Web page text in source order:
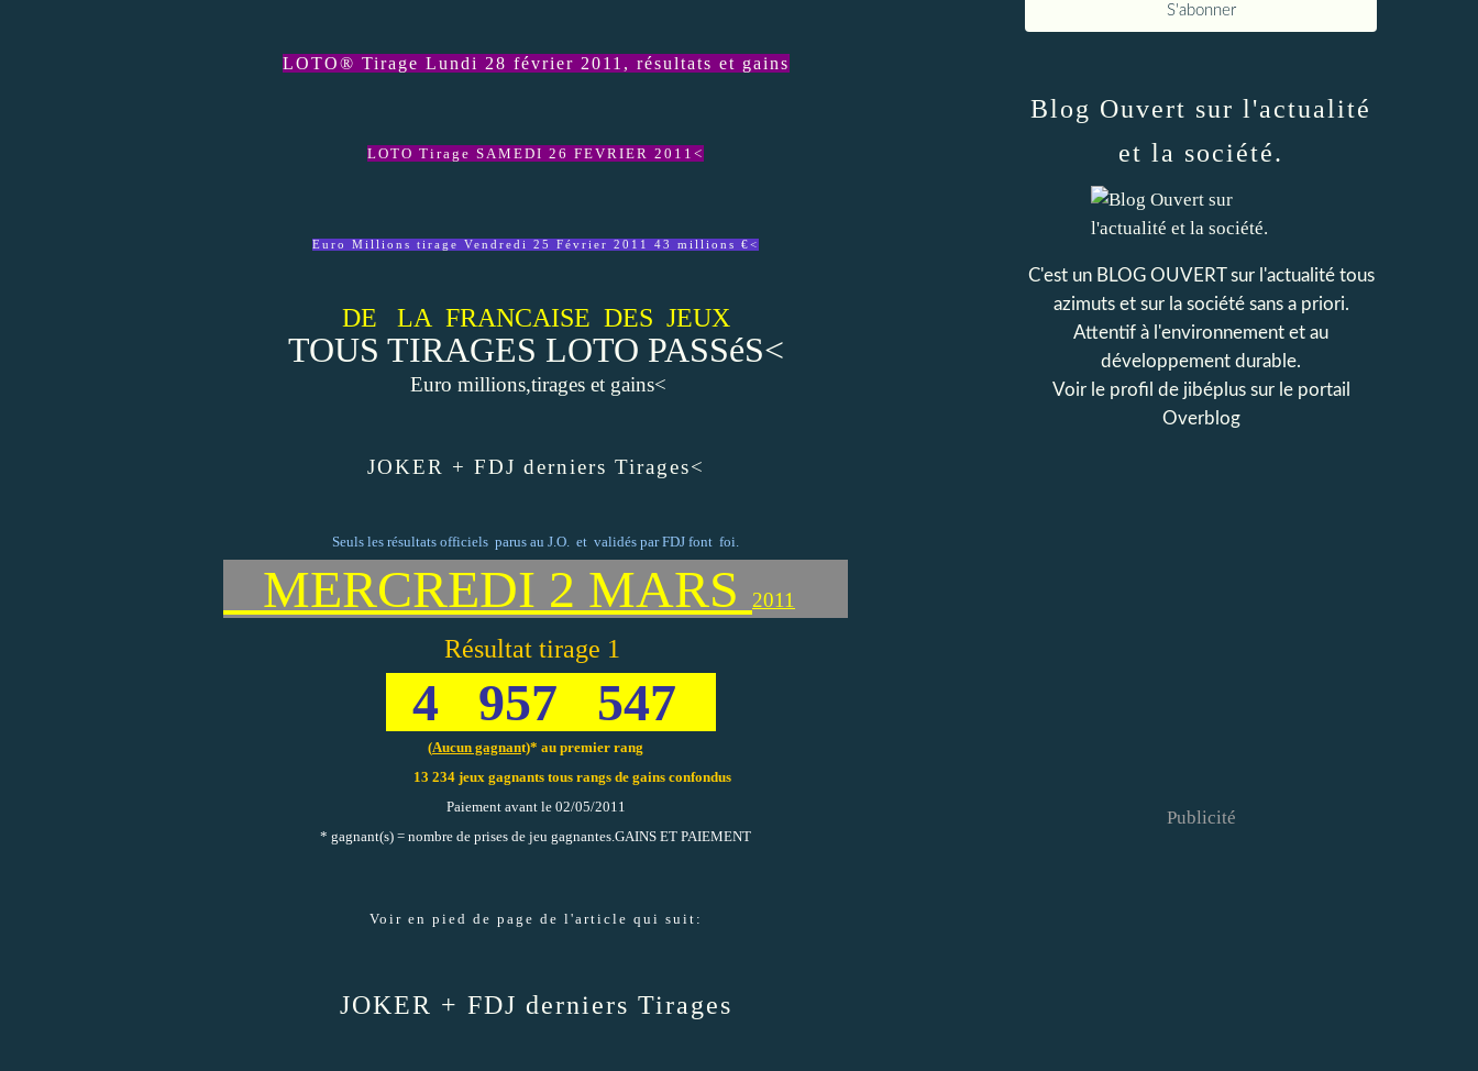
LOTO® Tirage Lundi 28 février 2011, résultats et gains
LOTO Tirage SAMEDI 26 FEVRIER 2011<
Euro Millions tirage Vendredi 25 Février 2011 43 millions €<
DE LA FRANCAISE DES JEUX
TOUS TIRAGES LOTO PASSéS<
Euro millions,tirages et gains<
JOKER + FDJ derniers Tirages<
Seuls les résultats officiels parus au J.O. et validés par FDJ font foi.
MERCREDI 2 MARS 2011
Résultat tirage 1
4 957 547
(Aucun gagnant)* au premier rang
13 234 jeux gagnants tous rangs de gains confondus
Paiement avant le 02/05/2011
* gagnant(s) = nombre de prises de jeu gagnantes. GAINS ET PAIEMENT
Voir en pied de page de l'article qui suit:
JOKER + FDJ derniers Tirages
Blog Ouvert sur l'actualité
et la société.
C'est un BLOG OUVERT sur l'actualité tous
azimuts et sur la société sans a priori.
Attentif à l'environnement et au
développement durable.
Voir le profil de jibéplussur le portail
Overblog
Publicité